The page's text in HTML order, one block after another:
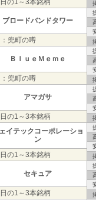
の1～3本銘柄
ブロードバンドタワー
兜町の噂
ＢｌｕｅＭｅｍｅ
兜町の噂
アマガサ
の1～3本銘柄
イテックコーポレーショ
ン
の1～3本銘柄
セキュア
の1～3本銘柄